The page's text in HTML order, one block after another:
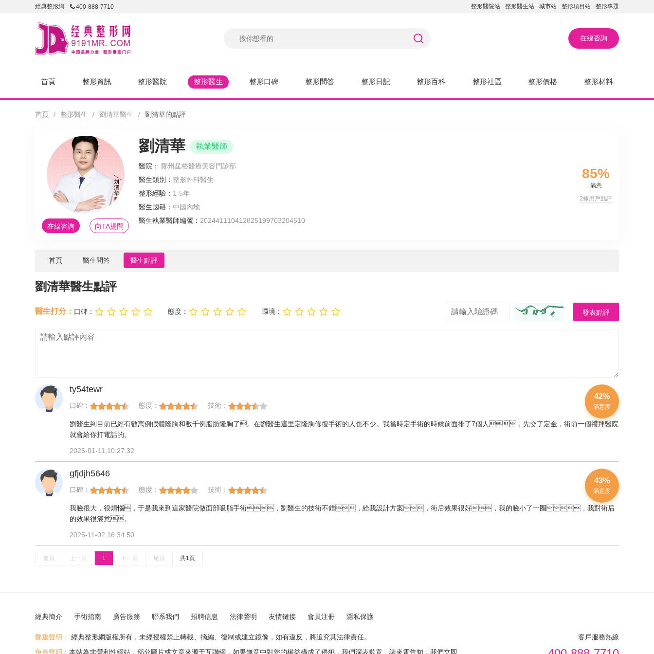
經典整形網 400-888-7710 整形醫院站 整形醫生站 城市站 整形項目站 整形專題
在線咨詢
首頁 整形資訊 整形醫院 整形醫生 整形口碑 整形問答 整形日記 整形百科 整形社區 整形價格 整形材料
首頁 / 整形醫生 / 劉清華醫生 / 劉清華的點評
在線咨詢 向TA提問
劉清華 執業醫師
醫院：
鄭州星格醫療美容門診部
醫生類別： 整形外科醫生
整形經驗： 1-5年
醫生國籍： 中國內地
醫生執業醫師編號： 202441110412825199703204510
85%
滿意
2條用戶點評
首頁 醫生問答 醫生點評
劉清華醫生點評
醫生打分： 口碑： 態度： 環境： 發表點評
ty54tewr
口碑： 態度： 技術：
42%
滿意度
劉醫生到目前已經有數萬例假體隆胸和數千例脂肪隆胸了。在劉醫生這里定隆胸修復手術的人也不少。我當時定手術的時候前面排了7個人，先交了定金，術前一個禮拜醫院
就會給你打電話的。
2026-01-11,10:27:32
gfjdjh5646
口碑： 態度： 技術：
43%
滿意度
我臉很大，很煩惱，于是我來到這家醫院做面部吸脂手術，劉醫生的技術不錯，給我設計方案，術后效果很好，我的臉小了一圈，我對術后
的效果很滿意。
2025-11-02,16:34:50
首頁 上一頁 1 下一頁 尾頁 共1頁
經典簡介 手術指南 廣告服務 聯系我們 招聘信息 法律聲明 友情鏈接 會員注冊 隱私保護
鄭重聲明：
經典整形網版權所有，未經授權禁止轉載、摘編、復制或建立鏡像，如有違反，將追究其法律責任。
免責聲明： 本站為非營利性網站，部分圖片或文章來源于互聯網，如果無意中對您的權益構成了侵犯，我們深表歉意，請來電告知，我們立即
客戶服務熱線